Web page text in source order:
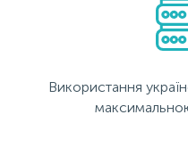
Використання